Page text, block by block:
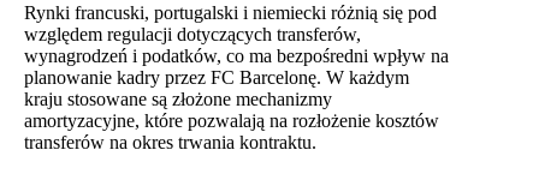
Rynki francuski, portugalski i niemiecki różnią się pod
względem regulacji dotyczących transferów,
wynagrodzeń i podatków, co ma bezpośredni wpływ na
planowanie kadry przez FC Barcelonę. W każdym
kraju stosowane są złożone mechanizmy
amortyzacyjne, które pozwalają na rozłożenie kosztów
transferów na okres trwania kontraktu.